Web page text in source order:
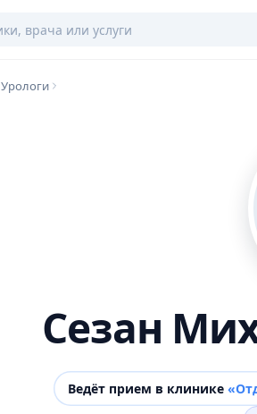
Урологи
Сезан
Ведёт прием в клинике